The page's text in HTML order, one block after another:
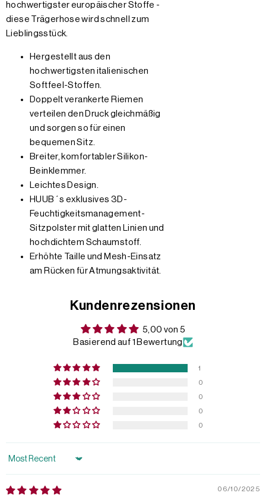
hochwertigster europäischer Stoffe -
diese Trägerhose wird schnell zum
Lieblingsstück.
Hergestellt aus den
hochwertigsten italienischen
Softfeel-Stoffen.
Doppelt verankerte Riemen
verteilen den Druck gleichmäßig
und sorgen so für einen
bequemen Sitz.
Breiter, komfortabler Silikon-
Beinklemmer.
Leichtes Design.
HUUB´s exklusives 3D-
Feuchtigkeitsmanagement-
Sitzpolster mit glatten Linien und
hochdichtem Schaumstoff.
Erhöhte Taille und Mesh-Einsatz
am Rücken für Atmungsaktivität.
Kundenrezensionen
5,00 von 5
Basierend auf 1 Bewertung
1
0
0
0
0
Sort by
06/10/2025